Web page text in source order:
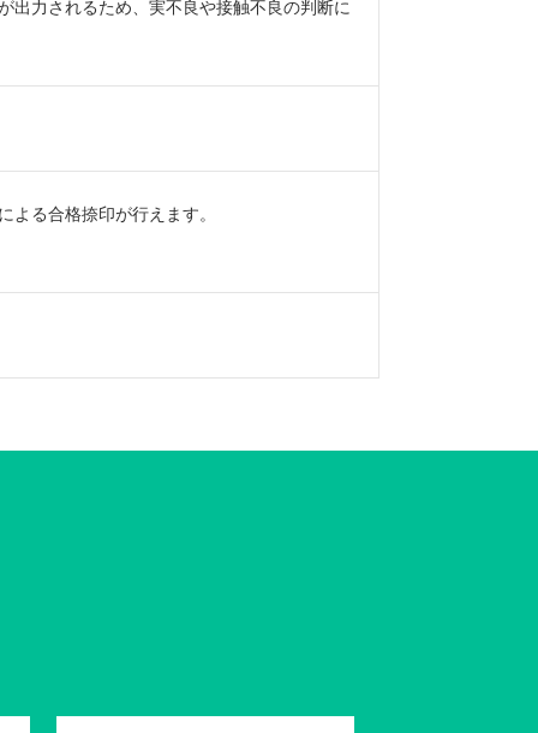
出力されるため、実不良や接触不良の判断に
よる合格捺印が行えます。